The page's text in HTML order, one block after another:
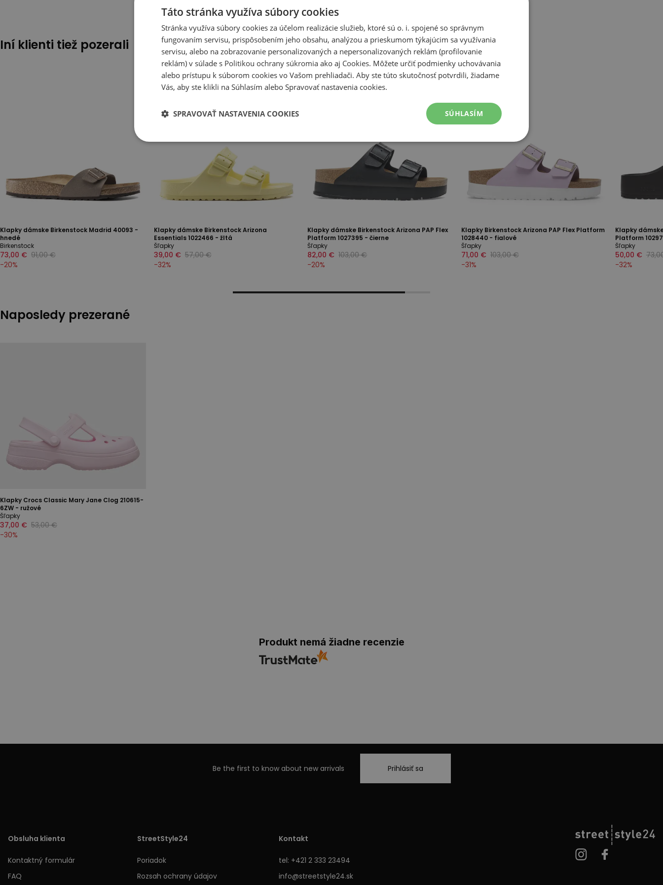
Iní klienti tiež pozerali
Klapky dámske Birkenstock Madrid 40093 -
hnedé
Birkenstock
73,00 € 91,00 €
-20%
Klapky dámske Birkenstock Arizona
Essentials 1022466 - žltá
Šľapky
39,00 € 57,00 €
-32%
Klapky dámske Birkenstock Arizona PAP Flex
Platform 1027395 - čierne
Šľapky
82,00 € 103,00 €
-20%
Klapky Birkenstock Arizona PAP Flex Platform
1028440 - fialové
Šľapky
71,00 € 103,00 €
-31%
Klapky
Platform
Šľapky
50,00 €
-32%
Naposledy prezerané
Klapky Crocs Classic Mary Jane Clog 210615-
6ZW - ružové
Šľapky
37,00 € 53,00 €
-30%
Produkt nemá žiadne recenzie
Be the first to know about new arrivals Prihlásiť sa
Obsluha klienta
Kontaktný formulár
FAQ
StreetStyle24
Poriadok
Rozsah ochrany údajov
Kontakt
tel: +421 2 333 23494
info@streetstyle24.sk
Táto stránka využíva súbory cookies
Stránka využíva súbory cookies za účelom realizácie služieb, ktoré sú o. i. spojené so správnym
fungovaním servisu, prispôsobením jeho obsahu, analýzou a prieskumom týkajúcim sa využívania
servisu, alebo na zobrazovanie personalizovaných a nepersonalizovaných reklám (profilovanie
reklám) v súlade s Politikou ochrany súkromia ako aj Cookies. Môžete určiť podmienky uchovávania
alebo prístupu k súborom cookies vo Vašom prehliadači. Aby ste túto skutočnosť potvrdili, žiadame
Vás, aby ste klikli na Súhlasím alebo Spravovať nastavenia cookies.
SÚHLASÍM
SPRAVOVAŤ NASTAVENIA COOKIES